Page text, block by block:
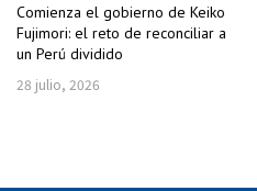
Comienza el gobierno de Keiko
Fujimori: el reto de reconciliar a
un Perú dividido
28 julio, 2026